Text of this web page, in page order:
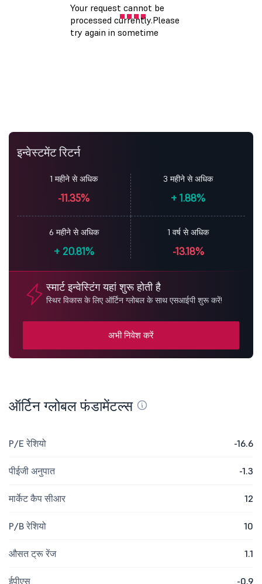
इन्वेस्टमेंट रिटर्न
1 महीने से अधिक
-11.35%
3 महीने से अधिक
+ 1.88%
6 महीने से अधिक
+20.81%
1 वर्ष से अधिक
-13.18%
स्मार्ट इन्वेस्टिंग यहां शुरू होती है
स्थिर विकास के लिए ऑर्टिन ग्लोबल के साथ एसआईपी शुरू करें!
अभी निवेश करें
ऑर्टिन ग्लोबल फंडामेंटल्स
P/E रेशियो -16.6
पीईजी अनुपात -1.3
मार्केट कैप सीआर 12
P/B रेशियो 10
औसत ट्रू रेंज 1.1
ईपीएस -0.9